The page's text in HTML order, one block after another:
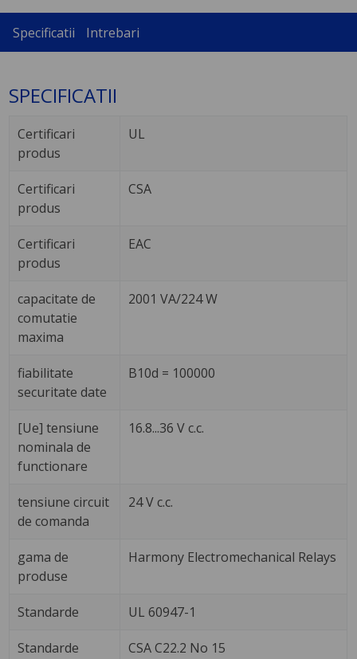
Specificatii Intrebari
SPECIFICATII
Certificari
produs
UL
Certificari
produs
CSA
Certificari
produs
EAC
capacitate de
comutatie
maxima
2001 VA/224 W
fiabilitate
securitate date
B10d = 100000
[Ue] tensiune
nominala de
functionare
16.8...36 V c.c.
tensiune circuit
de comanda
24 V c.c.
gama de
produse
Harmony Electromechanical Relays
Standarde UL 60947-1
Standarde CSA C22.2 No 15